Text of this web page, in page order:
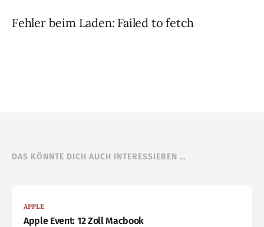
Fehler beim Laden: Failed to fetch
DAS KÖNNTE DICH AUCH INTERESSIEREN …
APPLE
Apple Event: 12 Zoll Macbook